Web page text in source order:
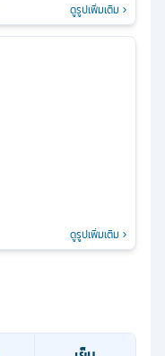
ดูรูปเพิ่มเติม
ดูรูปเพิ่มเติม